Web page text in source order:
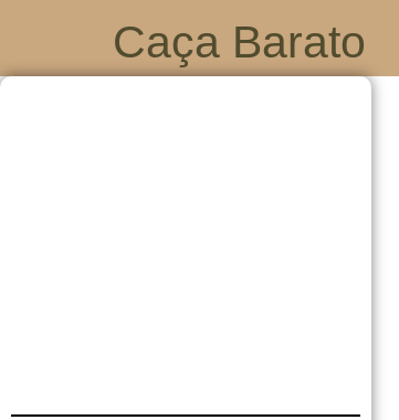
Caça Barato